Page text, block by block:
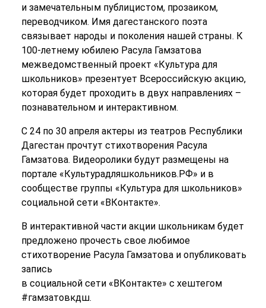
и замечательным публицистом, прозаиком,
переводчиком. Имя дагестанского поэта
связывает народы и поколения нашей страны. К
100-летнему юбилею Расула Гамзатова
межведомственный проект «Культура для
школьников» презентует Всероссийскую акцию,
которая будет проходить в двух направлениях –
познавательном и интерактивном.
С 24 по 30 апреля актеры из театров Республики
Дагестан прочтут стихотворения Расула
Гамзатова. Видеоролики будут размещены на
портале «Культурадляшкольников.РФ» и в
сообществе группы «Культура для школьников»
социальной сети «ВКонтакте».
В интерактивной части акции школьникам будет
предложено прочесть свое любимое
стихотворение Расула Гамзатова и опубликовать
запись
в социальной сети «ВКонтакте» с хештегом
#гамзатовкдш.